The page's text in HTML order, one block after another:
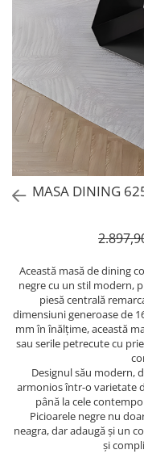
MASA DINING
Această masă de dining
negre cu un stil modern,
piesă centrală
dimensiuni generoase de
mm în înălțime, această
sau serile petrecute cu
Designul său modern,
armonios într-o varietate
până la cele
Picioarele negre nu
neagra, dar adaugă și un
și